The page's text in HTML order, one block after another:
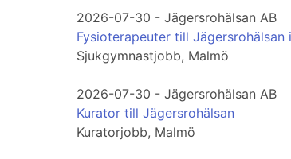
2026-07-30 - Jägersrohälsan AB
Fysioterapeuter till Jägersrohälsan
Sjukgymnastjobb, Malmö
2026-07-30 - Jägersrohälsan AB
Kurator till Jägersrohälsan
Kuratorjobb, Malmö